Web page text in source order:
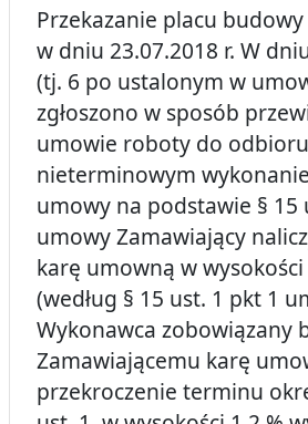
Przekazanie placu budowy
w dniu 23.07.2018 r. W
(tj. 6 po ustalonym w
zgłoszono w sposób
umowie roboty do
nieterminowym
umowy na podstawie § 15
umowy Zamawiający
karę umowną w wysokości
(według § 15 ust. 1 pkt 1
Wykonawca zobowiązany
Zamawiającemu karę
przekroczenie terminu